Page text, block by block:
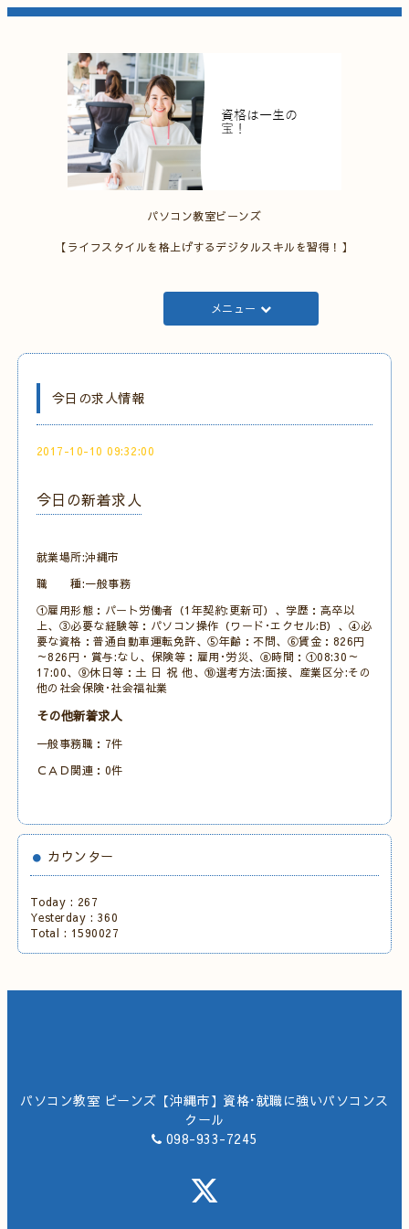
パソコン教室ビーンズ
【ライフスタイルを格上げするデジタルスキルを習得！】
メニュー
今日の求人情報
2017-10-10 09:32:00
今日の新着求人
就業場所:沖縄市
職 種:一般事務
①雇用形態：パート労働者（1年契約:更新可）、学歴：高卒以
上、③必要な経験等：パソコン操作（ワード･エクセル:B）、④必
要な資格：普通自動車運転免許、⑤年齢：不問、⑥賃金：826円
～826円・賞与:なし、保険等：雇用･労災、⑧時間：①08:30～
17:00、⑨休日等：土 日 祝 他、⑩選考方法:面接、産業区分:その
他の社会保険･社会福祉業
その他新着求人
一般事務職：7件
ＣＡＤ関連：0件
カウンター
Today : 267
Yesterday : 360
Total : 1590027
パソコン教室 ビーンズ【沖縄市】資格･就職に強いパソコンス
クール
098-933-7245